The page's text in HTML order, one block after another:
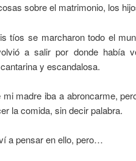
sobre el matrimonio, los
tíos se marcharon todo el
a salir por donde había
y escandalosa.
mi madre iba a abroncarme,
la comida, sin decir palabra.
a pensar en ello, pero…